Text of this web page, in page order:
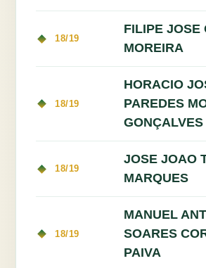
18/19
FILIPE JOSE
MOREIRA
18/19
HORACIO
PAREDES
GONÇALVES
18/19
JOSE JOAO
MARQUES
18/19
MANUEL
SOARES
PAIVA